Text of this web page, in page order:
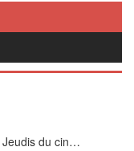
Jeudis du cin…